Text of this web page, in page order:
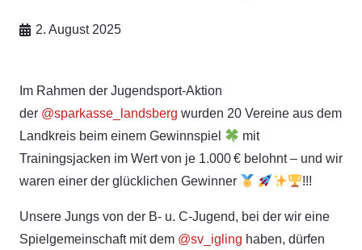
2. August 2025
Im Rahmen der Jugendsport-Aktion
der @sparkasse_landsberg wurden 20 Vereine aus dem
Landkreis beim einem Gewinnspiel
mit
Trainingsjacken im Wert von je 1.000 € belohnt – und wir
waren einer der glücklichen Gewinner
!!!
Unsere Jungs von der B- u. C-Jugend, bei der wir eine
Spielgemeinschaft mit dem @sv_igling haben, dürfen